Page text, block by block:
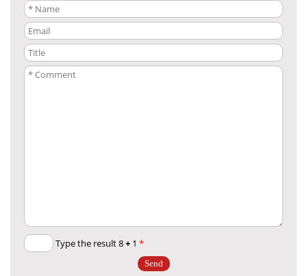
*
+ 1